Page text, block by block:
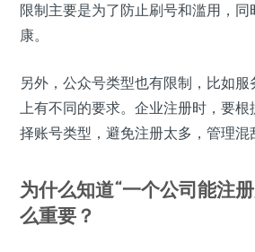
限制主要是为了防止刷号和滥用，同
康。
另外，公众号类型也有限制，比如
上有不同的要求。企业注册时，要
择账号类型，避免注册太多，管理混
为什么知道“一个公司能注
么重要？